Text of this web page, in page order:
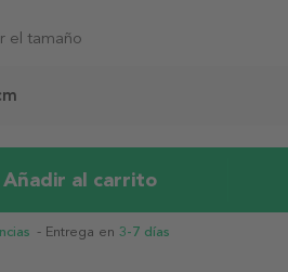
el tamaño
Añadir al carrito
- Entrega en 3-7 días